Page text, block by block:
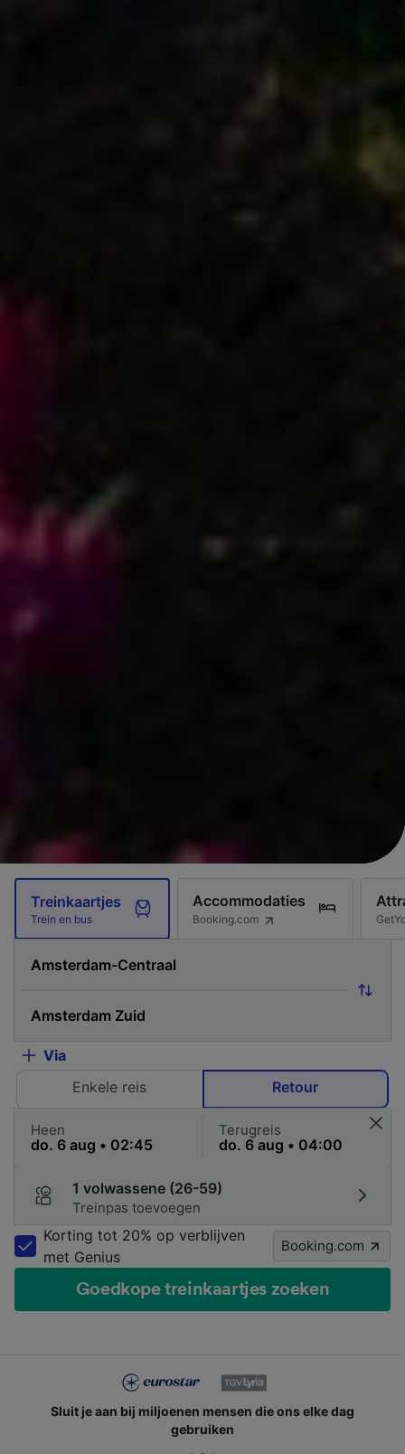
Treinkaartjes
Trein en bus
Accommodaties
Booking.com
Via
Enkele reis
Retour
Heen Terugreis
1 volwassene (26-59)
Treinpas toevoegen
Korting tot 20% op verblijven
met Genius
Booking.com
Goedkope treinkaartjes zoeken
Sluit je aan bij miljoenen mensen die ons elke dag
gebruiken